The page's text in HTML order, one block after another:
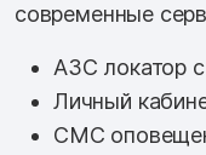
современные
АЗС локатор
Личный
СМС